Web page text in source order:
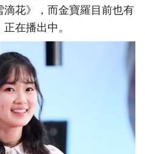
花》，而金寶羅目前也有
在播出中。